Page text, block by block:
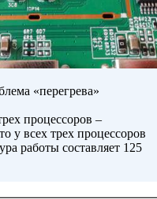
«перегрева»
процессоров –
у всех трех процессоров
работы составляет 125